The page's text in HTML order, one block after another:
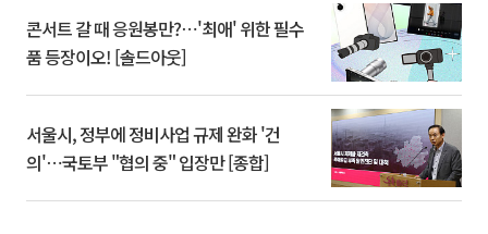
콘서트 갈 때 응원봉만?⋯'최애' 위한 필수
품 등장이오! [솔드아웃]
서울시, 정부에 정비사업 규제 완화 '건
의'⋯국토부 "협의 중" 입장만 [종합]